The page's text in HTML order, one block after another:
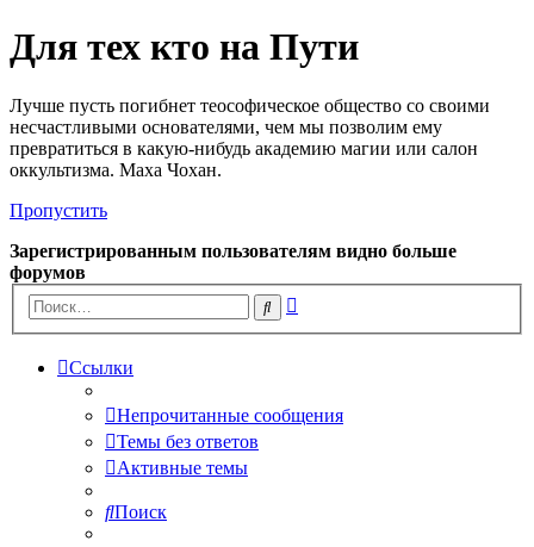
Для тех кто на Пути
Лучше пусть погибнет теософическое общество со своими
несчастливыми основателями, чем мы позволим ему
превратиться в какую-нибудь академию магии или салон
оккультизма. Маха Чохан.
Пропустить
Зарегистрированным пользователям видно больше
форумов
Поиск
Ссылки
Непрочитанные сообщения
Темы без ответов
Активные темы
Поиск